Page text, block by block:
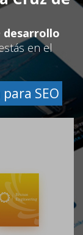
desarrollo
en el
SEO